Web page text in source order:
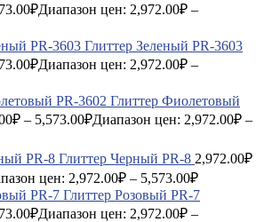
₽Диапазон цен: 2,972.00₽ –
Глиттер Зеленый PR-3603
₽Диапазон цен: 2,972.00₽ –
Глиттер Фиолетовый
₽ – 5,573.00₽Диапазон цен: 2,972.00₽ –
Глиттер Черный PR-8 2,972.00₽
цен: 2,972.00₽ – 5,573.00₽
Глиттер Розовый PR-7
₽Диапазон цен: 2,972.00₽ –